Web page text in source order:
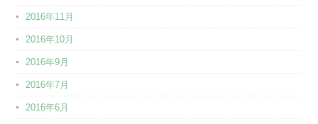
2016年11月
2016年10月
2016年9月
2016年7月
2016年6月